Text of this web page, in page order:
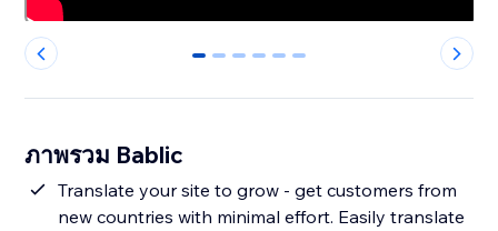
0 1 2 3 4 5
ภาพรวม Bablic
Translate your site to grow - get customers from
new countries with minimal effort. Easily translate